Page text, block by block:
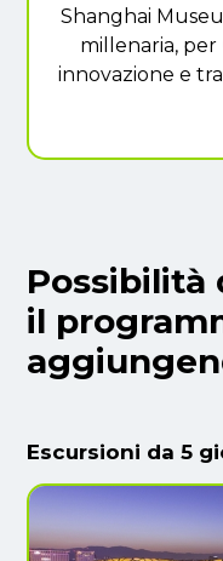
Shanghai
millenaria, per
innovazione e
Possibilità
il
Escursioni da 5